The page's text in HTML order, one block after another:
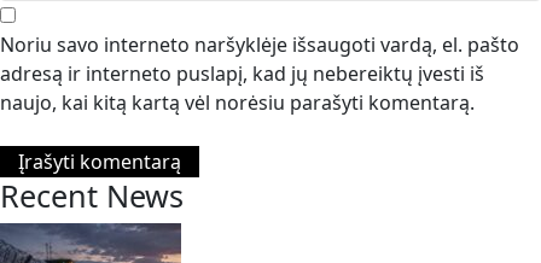
Noriu savo interneto naršyklėje išsaugoti vardą, el. pašto
adresą ir interneto puslapį, kad jų nebereiktų įvesti iš
naujo, kai kitą kartą vėl norėsiu parašyti komentarą.
Recent News